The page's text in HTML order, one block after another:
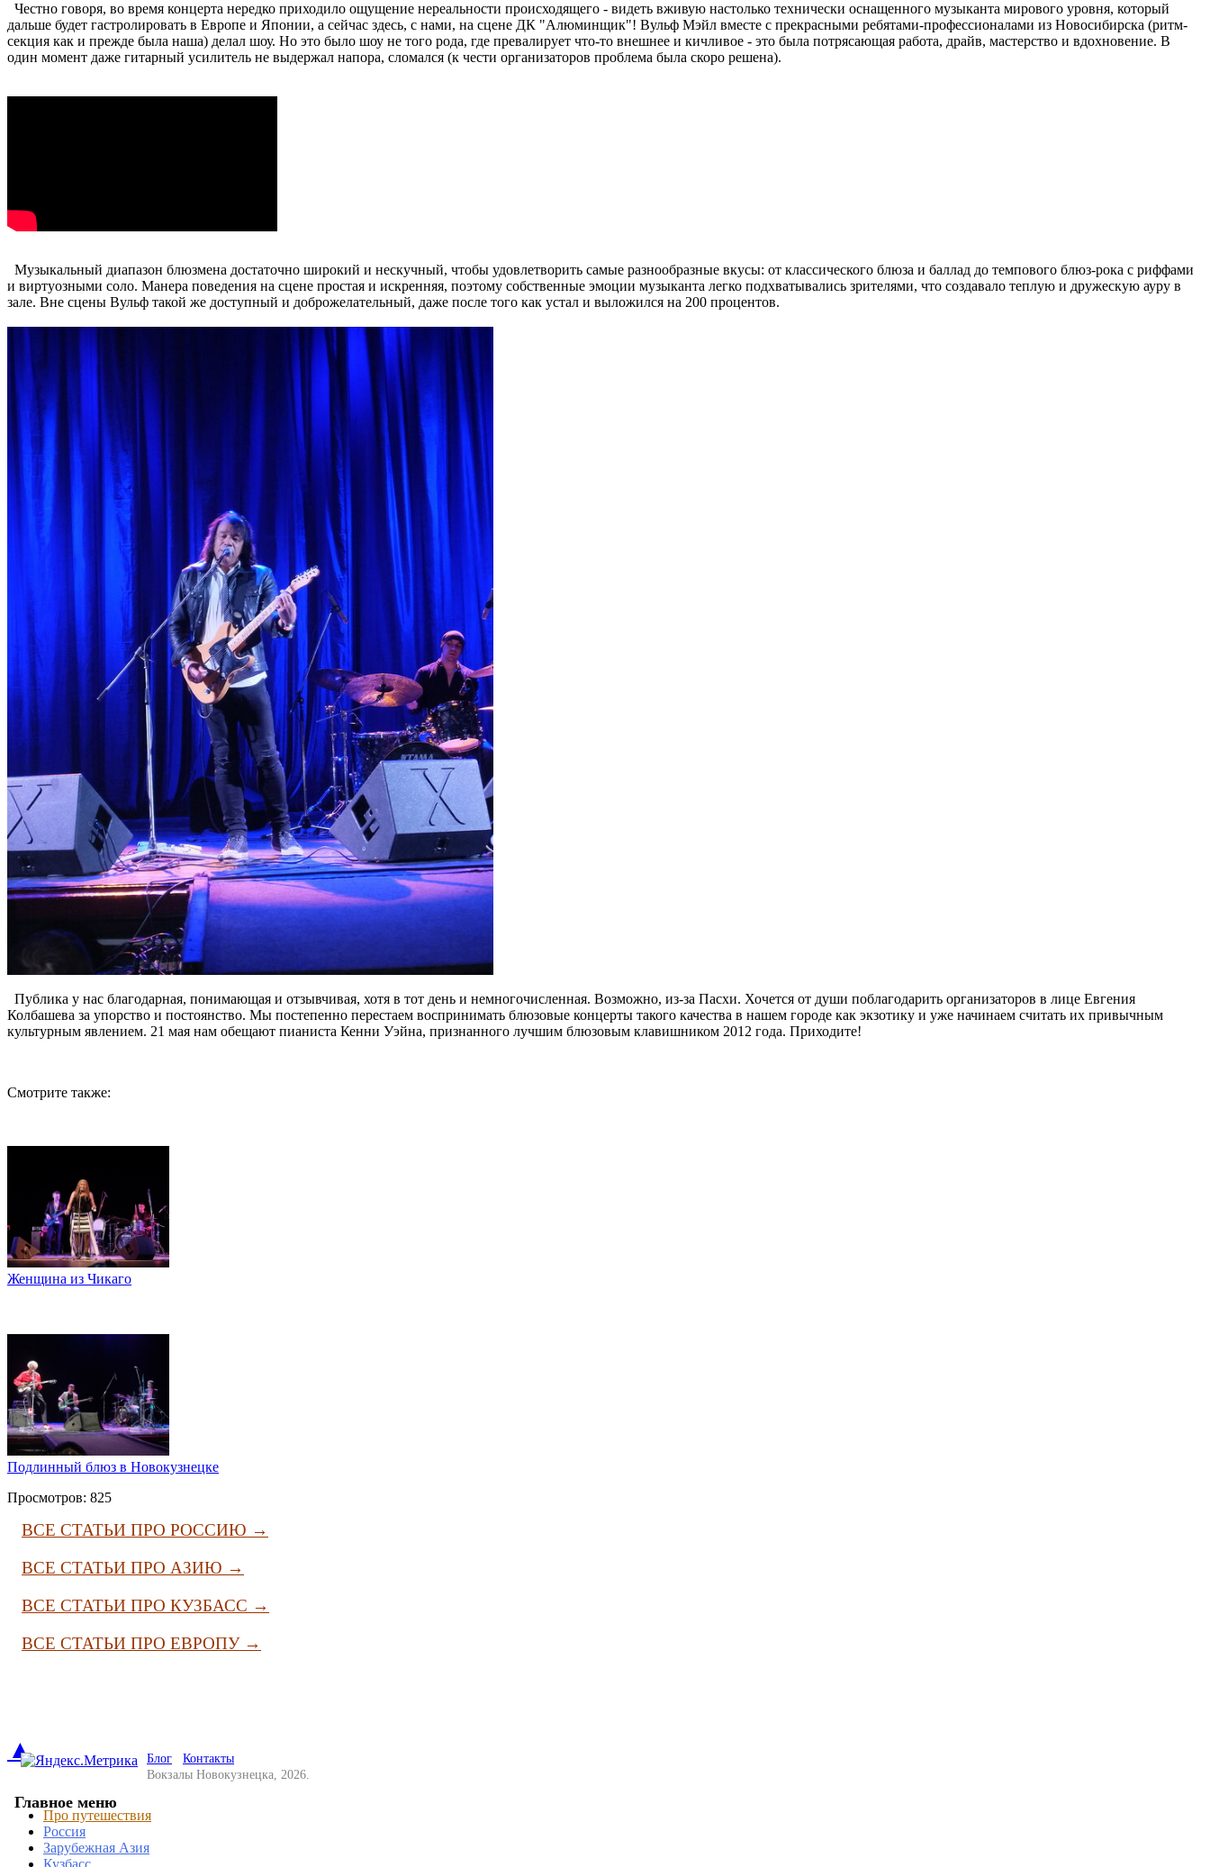
Честно говоря, во время концерта нередко приходило ощущение нереальности происходящего - видеть вживую настолько технически оснащенного музыканта мирового уровня, который
дальше будет гастролировать в Европе и Японии, а сейчас здесь, с нами, на сцене ДК "Алюминщик"! Вульф Мэйл вместе с прекрасными ребятами-профессионалами из Новосибирска (ритм-
секция как и прежде была наша) делал шоу. Но это было шоу не того рода, где превалирует что-то внешнее и кичливое - это была потрясающая работа, драйв, мастерство и вдохновение. В
один момент даже гитарный усилитель не выдержал напора, сломался (к чести организаторов проблема была скоро решена).
Музыкальный диапазон блюзмена достаточно широкий и нескучный, чтобы удовлетворить самые разнообразные вкусы: от классического блюза и баллад до темпового блюз-рока с риффами
и виртуозными соло. Манера поведения на сцене простая и искренняя, поэтому собственные эмоции музыканта легко подхватывались зрителями, что создавало теплую и дружескую ауру в
зале. Вне сцены Вульф такой же доступный и доброжелательный, даже после того как устал и выложился на 200 процентов.
Публика у нас благодарная, понимающая и отзывчивая, хотя в тот день и немногочисленная. Возможно, из-за Пасхи. Хочется от души поблагодарить организаторов в лице Евгения
Колбашева за упорство и постоянство. Мы постепенно перестаем воспринимать блюзовые концерты такого качества в нашем городе как экзотику и уже начинаем считать их привычным
культурным явлением. 21 мая нам обещают пианиста Кенни Уэйна, признанного лучшим блюзовым клавишником 2012 года. Приходите!
Смотрите также:
Женщина из Чикаго
Подлинный блюз в Новокузнецке
Просмотров: 825
ВСЕ СТАТЬИ ПРО РОССИЮ →
ВСЕ СТАТЬИ ПРО АЗИЮ →
ВСЕ СТАТЬИ ПРО КУЗБАСС →
ВСЕ СТАТЬИ ПРО ЕВРОПУ →
▲ Блог
Контакты
Вокзалы Новокузнецка, 2026.
Главное меню
Про путешествия
Россия
Зарубежная Азия